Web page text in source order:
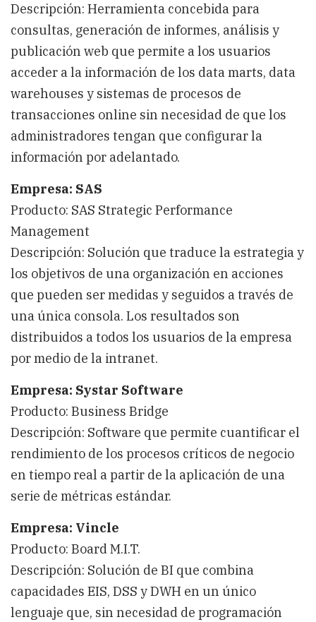
Descripción: Herramienta concebida para
consultas, generación de informes, análisis y
publicación web que permite a los usuarios
acceder a la información de los data marts, data
warehouses y sistemas de procesos de
transacciones online sin necesidad de que los
administradores tengan que configurar la
información por adelantado.
Empresa: SAS
Producto: SAS Strategic Performance
Management
Descripción: Solución que traduce la estrategia y
los objetivos de una organización en acciones
que pueden ser medidas y seguidos a través de
una única consola. Los resultados son
distribuidos a todos los usuarios de la empresa
por medio de la intranet.
Empresa: Systar Software
Producto: Business Bridge
Descripción: Software que permite cuantificar el
rendimiento de los procesos críticos de negocio
en tiempo real a partir de la aplicación de una
serie de métricas estándar.
Empresa: Vincle
Producto: Board M.I.T.
Descripción: Solución de BI que combina
capacidades EIS, DSS y DWH en un único
lenguaje que, sin necesidad de programación